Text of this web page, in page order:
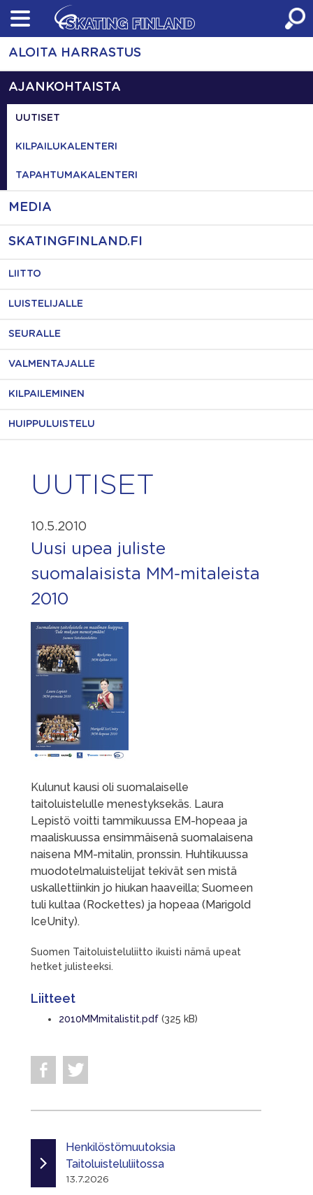
Skip
content
ALOITA HARRASTUS
AJANKOHTAISTA
UUTISET
KILPAILUKALENTERI
TAPAHTUMAKALENTERI
MEDIA
SKATINGFINLAND.FI
LIITTO
LUISTELIJALLE
SEURALLE
VALMENTAJALLE
KILPAILEMINEN
HUIPPULUISTELU
UUTISET
10.5.2010
Uusi upea juliste
suomalaisista MM-mitaleista
2010
Kulunut kausi oli suomalaiselle
taitoluistelulle menestyksekäs. Laura
Lepistö voitti tammikuussa EM-hopeaa ja
maaliskuussa ensimmäisenä suomalaisena
naisena MM-mitalin, pronssin. Huhtikuussa
muodotelmaluistelijat tekivät sen mistä
uskallettiinkin jo hiukan haaveilla; Suomeen
tuli kultaa (Rockettes) ja hopeaa (Marigold
IceUnity).
Suomen Taitoluisteluliitto ikuisti nämä upeat
hetket julisteeksi.
Liitteet
2010MMmitalistit.pdf (325 kB)
Henkilöstömuutoksia
Taitoluisteluliitossa
13.7.2026